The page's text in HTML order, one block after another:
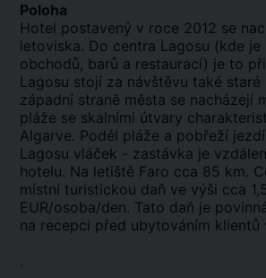
Poloha
Hotel postavený v roce 2012 se
letoviska. Do centra Lagosu (kde
obchodů, barů a restaurací) je to
Lagosu stojí za návštěvu také staré
západní straně města se nacházejí
pláže se skalními útvary
Algarve. Podél pláže a pobřeží
Lagosu vláček - zastávka je
hotelu. Na letiště Faro cca 85 km.
místní turistickou daň ve výši cca
EUR/osoba/den. Tato daň je
na recepci před ubytováním klientů
.